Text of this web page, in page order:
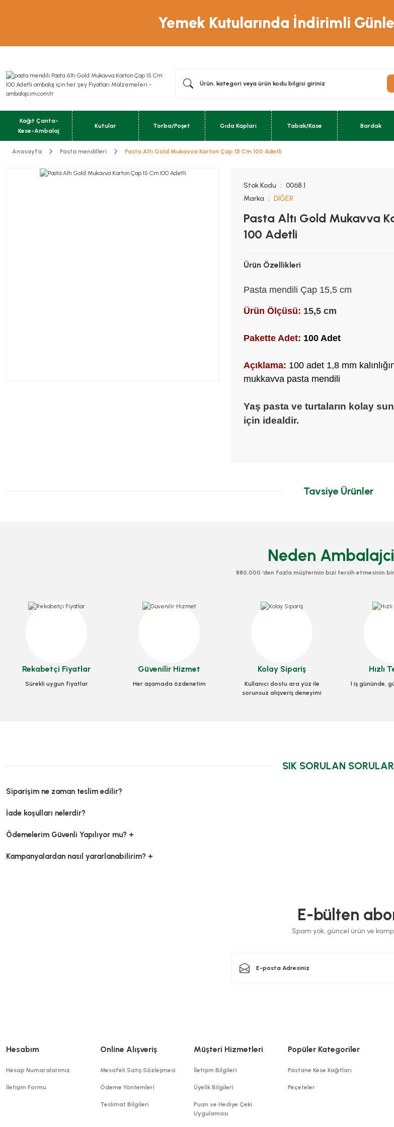
Yemek Kutularında İndirimli
Kağıt Çanta-
Kese-Ambalaj
Kutular Torba/Poşet Gıda Kapları Tabak/Kase Bardak
Anasayfa Pasta mendilleri Pasta Altı Gold Mukavva Karton Çap 15 Cm 100 Adetli
Stok Kodu
0068.1
Marka
DİĞER
Pasta Altı Gold Mukavva
100 Adetli
Ürün Özellikleri
Pasta mendili Çap 15,5 cm
Ürün Ölçüsü: 15,5 cm
Pakette Adet: 100 Adet
Açıklama: 100 adet 1,8 mm
mukkavva pasta mendili
Yaş pasta ve turtaların kolay
için idealdir.
Tavsiye Ürünler
391,24 TL+ KDV 586,87 TL
Sepete Ekle
Kapsül 5 No
Stok Kodu 0078.0
141,40 TL+ KDV
Pasta Altı Gold Mukavva Karton Çap 8,5 Cm 100 Adetli
100,72 TL
Neden
880.000 ‘den fazla müşterinin bizi tercih etmesinin
Rekabetçi Fiyatlar
Sürekli uygun fiyatlar
Güvenilir Hizmet
Her aşamada özdenetim
Kolay Sipariş
Kullanıcı dostu ara yüz ile
sorunsuz alışveriş deneyimi
Hızlı
1 iş gününde,
SIK SORULAN SORULAR
Siparişim ne zaman teslim edilir?
İade koşulları nelerdir?
Ödemelerim Güvenli Yapılıyor mu? +
Kampanyalardan nasıl yararlanabilirim? +
E-bülten
Spam yok, güncel ürün ve
Hesabım
Hesap Numaralarımız
İletişim Formu
Online Alışveriş
Mesafeli Satış Sözleşmesi
Ödeme Yöntemleri
Teslimat Bilgileri
Müşteri Hizmetleri
İletişim Bilgileri
Üyelik Bilgileri
Puan ve Hediye Çeki
Uygulaması
Popüler Kategoriler
Pastane Kese Kağıtları
Peçeteler